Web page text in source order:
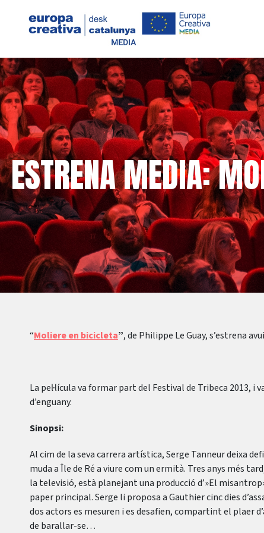
ESTRENA MEDIA:
“Moliere en bicicleta”, de Philippe Le Guay, s’estrena
La pel·lícula va formar part del Festival de Tribeca 2013, i
d’enguany.
Sinopsi:
Al cim de la seva carrera artística, Serge Tanneur deixa
muda a Île de Ré a viure com un ermità. Tres anys més
la televisió, està planejant una producció d’»El
paper principal. Serge li proposa a Gauthier cinc dies
dos actors es mesuren i es desafien, compartint el plaer
de barallar-se…